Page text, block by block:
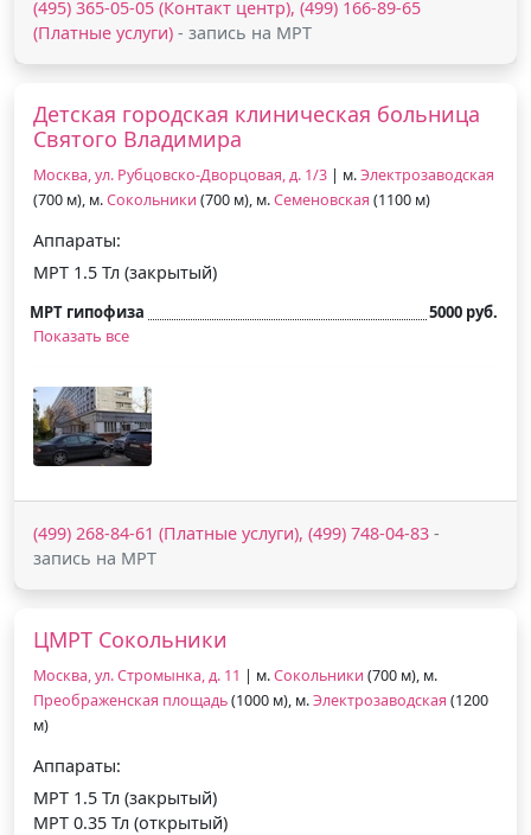
(495) 365-05-05 (Контакт центр), (499) 166-89-65
(Платные услуги) - запись на МРТ
Детская городская клиническая больница
Святого Владимира
Москва, ул. Рубцовско-Дворцовая, д. 1/3 | м.Электрозаводская
(700 м), м.Сокольники (700 м), м.Семеновская (1100 м)
Аппараты:
МРТ 1.5 Тл (закрытый)
МРТ гипофиза
5000 руб.
Показать все
(499) 268-84-61 (Платные услуги), (499) 748-04-83 -
запись на МРТ
ЦМРТ Сокольники
Москва, ул. Стромынка, д. 11 | м.Сокольники (700 м), м.
Преображенская площадь(1000 м), м.Электрозаводская (1200
м)
Аппараты:
МРТ 1.5 Тл (закрытый)
МРТ 0.35 Тл (открытый)